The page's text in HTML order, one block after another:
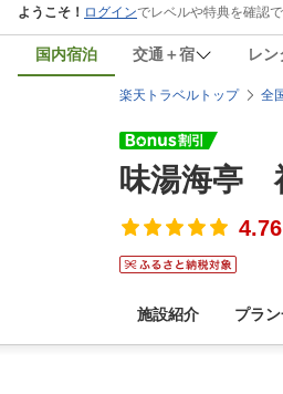
国内宿泊 交通＋宿 レン
楽天トラベルトップ 全
味湯海亭
4.76
施設紹介 プラ